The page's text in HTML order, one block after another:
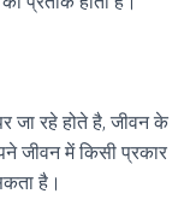
जा रहे होते है, जीवन के
जीवन में किसी प्रकार
है।